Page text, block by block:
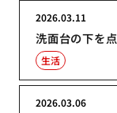
洗面台の下を
2026.03.11
生活
2026.03.06